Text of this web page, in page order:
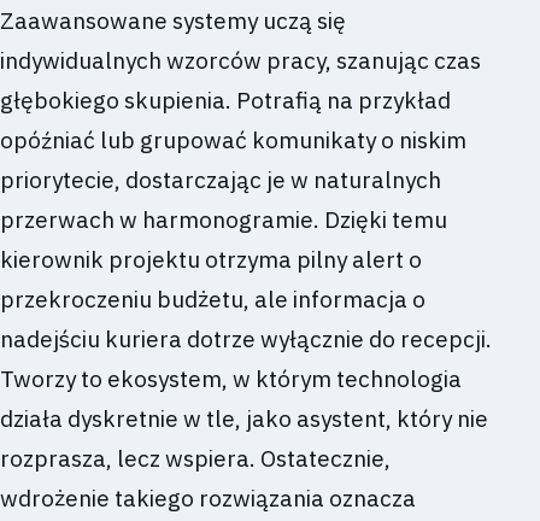
Zaawansowane systemy uczą się
indywidualnych wzorców pracy, szanując czas
głębokiego skupienia. Potrafią na przykład
opóźniać lub grupować komunikaty o niskim
priorytecie, dostarczając je w naturalnych
przerwach w harmonogramie. Dzięki temu
kierownik projektu otrzyma pilny alert o
przekroczeniu budżetu, ale informacja o
nadejściu kuriera dotrze wyłącznie do recepcji.
Tworzy to ekosystem, w którym technologia
działa dyskretnie w tle, jako asystent, który nie
rozprasza, lecz wspiera. Ostatecznie,
wdrożenie takiego rozwiązania oznacza